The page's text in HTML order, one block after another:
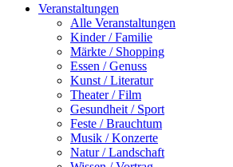
Veranstaltungen
Alle Veranstaltungen
Kinder / Familie
Märkte / Shopping
Essen / Genuss
Kunst / Literatur
Theater / Film
Gesundheit / Sport
Feste / Brauchtum
Musik / Konzerte
Natur / Landschaft